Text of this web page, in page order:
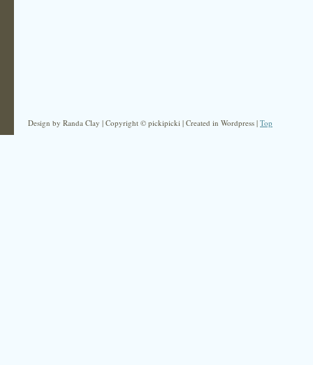
Design by Randa Clay | Copyright © pickipicki | Created in Wordpress | Top